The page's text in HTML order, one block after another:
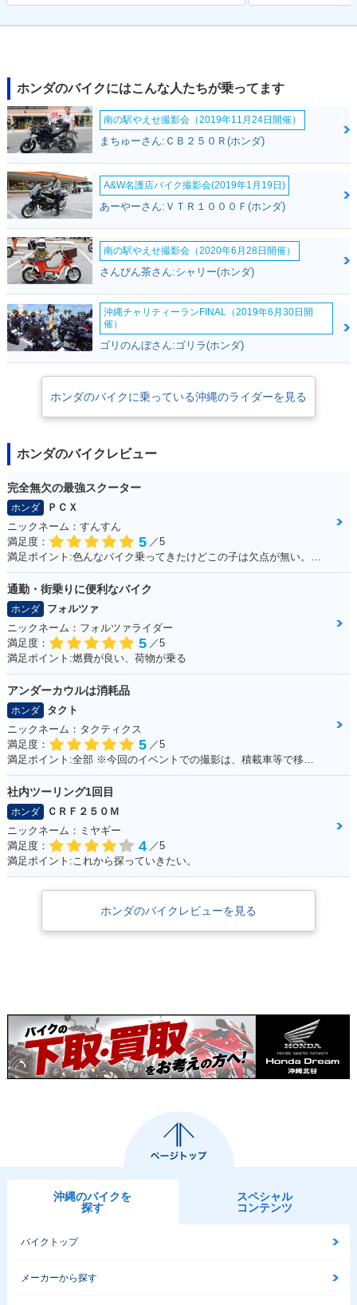
ホンダのバイクにはこんな人たちが乗ってます
南の駅やえせ撮影会（2019年11月24日開催）
まちゅーさん:ＣＢ２５０Ｒ(ホンダ)
A&W名護店バイク撮影会(2019年1月19日)
あーやーさん:ＶＴＲ１０００Ｆ(ホンダ)
南の駅やえせ撮影会（2020年6月28日開催）
さんぴん茶さん:シャリー(ホンダ)
沖縄チャリティーランFINAL（2019年6月30日開
催）
ゴリのんぼさん:ゴリラ(ホンダ)
ホンダのバイクに乗っている沖縄のライダーを見る
ホンダのバイクレビュー
完全無欠の最強スクーター
ホンダ
ＰＣＸ
ニックネーム：すんすん
満足度：
5 ／5
満足ポイント:色んなバイク乗ってきたけどこの子は欠点が無い。ほんとに不満が出ない完成度の高いバイク！
通勤・街乗りに便利なバイク
ホンダ
フォルツァ
ニックネーム：フォルツァライダー
満足度：
5 ／5
満足ポイント:燃費が良い、荷物が乗る
アンダーカウルは消耗品
ホンダ
タクト
ニックネーム：タクティクス
満足度：
5 ／5
満足ポイント:全部 ※今回のイベントでの撮影は、積載車等で移動をしており、 公道の走行はしておりません。
社内ツーリング1回目
ホンダ
ＣＲＦ２５０Ｍ
ニックネーム：ミヤギー
満足度：
4 ／5
満足ポイント:これから探っていきたい。
ホンダのバイクレビューを見る
沖縄のバイクを
探す
スペシャル
コンテンツ
バイクトップ
メーカーから探す